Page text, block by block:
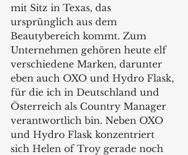
mit Sitz in Texas, das
ursprünglich aus dem
Beautybereich kommt. Zum
Unternehmen gehören heute elf
verschiedene Marken, darunter
eben auch OXO und Hydro Flask,
für die ich in Deutschland und
Österreich als Country Manager
verantwortlich bin. Neben OXO
und Hydro Flask konzentriert
sich Helen of Troy gerade noch